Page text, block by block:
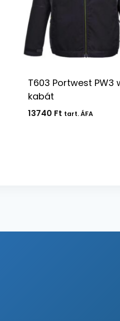
T603 Portwest PW3
kabát
13740 Ft tart. ÁFA